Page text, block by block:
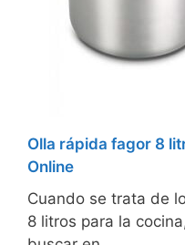
Olla rápida fagor 8
Online
Cuando se trata de
8 litros para la